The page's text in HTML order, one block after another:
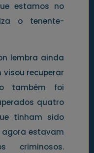
estamos no
o tenente-
lembra ainda
recuperar
também foi
quatro
tinham sido
estavam
criminosos.